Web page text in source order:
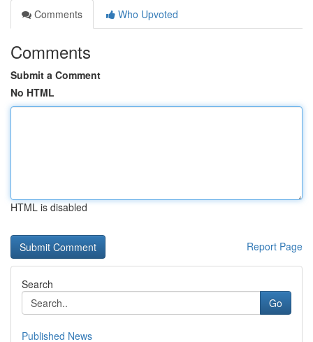
Comments
Who Upvoted
Comments
Submit a Comment
No HTML
HTML is disabled
Report Page
Search
Go
Published News